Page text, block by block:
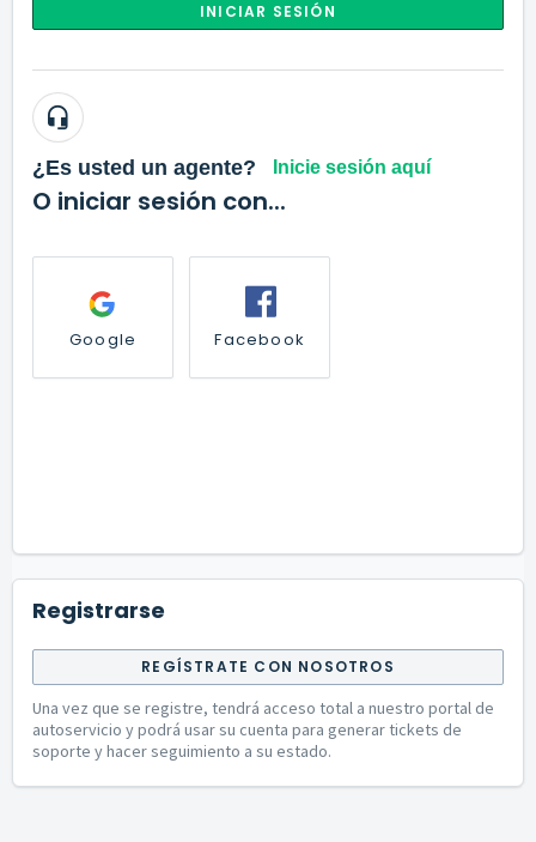
INICIAR SESIÓN
¿Es usted un agente? Inicie sesión aquí
O iniciar sesión con...
Google Facebook
Registrarse
REGÍSTRATE CON NOSOTROS
Una vez que se registre, tendrá acceso total a nuestro portal de
autoservicio y podrá usar su cuenta para generar tickets de
soporte y hacer seguimiento a su estado.